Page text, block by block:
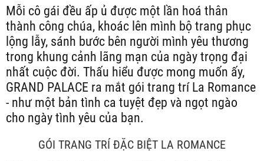
Mỗi cô gái đều ấp ủ được một lần hoá thân
thành công chúa, khoác lên mình bộ trang phục
lộng lẫy, sánh bước bên người mình yêu thương
trong khung cảnh lãng mạn của ngày trọng đại
nhất cuộc đời. Thấu hiểu được mong muốn ấy,
GRAND PALACE ra mắt gói trang trí La Romance
- như một bản tình ca tuyệt đẹp và ngọt ngào
cho ngày tình yêu của bạn.
GÓI TRANG TRÍ ĐẶC BIỆT LA ROMANCE